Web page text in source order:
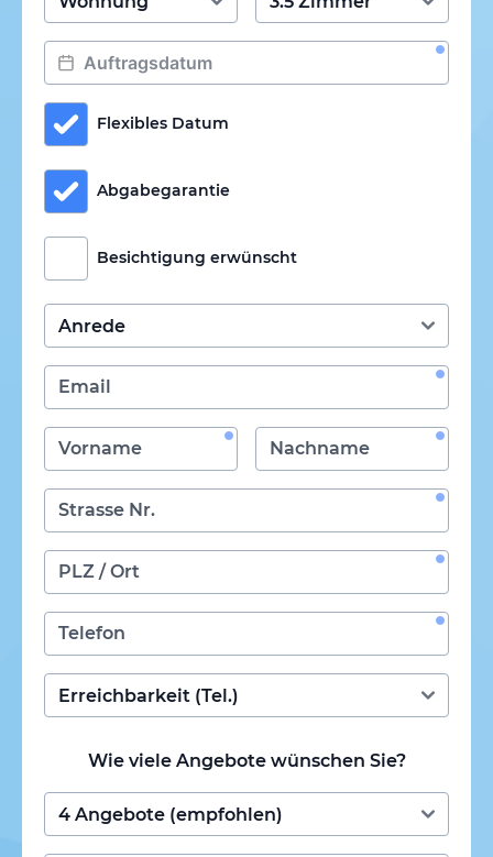
Flexibles Datum
Abgabegarantie
Besichtigung erwünscht
Wie viele Angebote wünschen Sie?